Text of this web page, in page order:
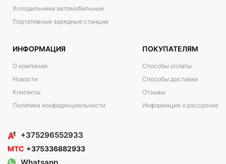
Холодильники автомобильные
Портативные зарядные станции
ИНФОРМАЦИЯ
О компании
Новости
Контакты
Политика конфиденциальности
ПОКУПАТЕЛЯМ
Способы оплаты
Способы доставки
Отзывы
Информация о рассрочке
+375296552933
МТС +375336882933